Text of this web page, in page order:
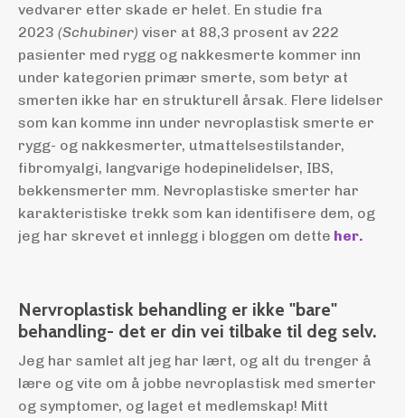
vedvarer etter skade er helet. En studie fra
2023 (Schubiner) viser at 88,3 prosent av 222
pasienter med rygg og nakkesmerte kommer inn
under kategorien primær smerte, som betyr at
smerten ikke har en strukturell årsak. Flere lidelser
som kan komme inn under nevroplastisk smerte er
rygg- og nakkesmerter, utmattelsestilstander,
fibromyalgi, langvarige hodepinelidelser, IBS,
bekkensmerter mm. Nevroplastiske smerter har
karakteristiske trekk som kan identifisere dem, og
jeg har skrevet et innlegg i bloggen om dette her.
Nervroplastisk behandling er ikke "bare"
behandling- det er din vei tilbake til deg selv.
Jeg har samlet alt jeg har lært, og alt du trenger å
lære og vite om å jobbe nevroplastisk med smerter
og symptomer, og laget et medlemskap! Mitt